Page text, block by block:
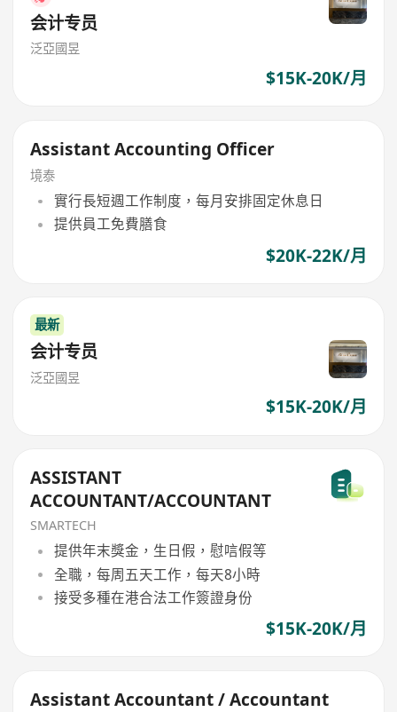
会计专员
泛亞國昱
$15K-20K/月
Assistant Accounting Officer
境泰
實行長短週工作制度，每月安排固定休息日
提供員工免費膳食
$20K-22K/月
最新
会计专员
泛亞國昱
$15K-20K/月
ASSISTANT
ACCOUNTANT/ACCOUNTANT
SMARTECH
提供年末獎金，生日假，慰唁假等
全職，每周五天工作，每天8小時
接受多種在港合法工作簽證身份
$15K-20K/月
Assistant Accountant / Accountant